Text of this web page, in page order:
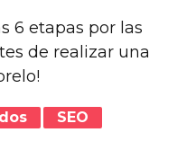
6 etapas por las
de realizar una
SEO